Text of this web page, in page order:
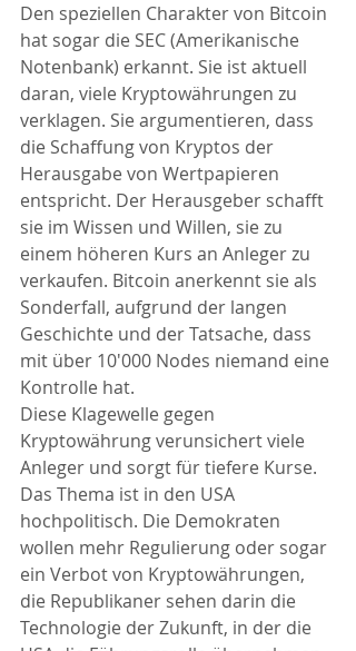
Den speziellen Charakter von Bitcoin
hat sogar die SEC (Amerikanische
Notenbank) erkannt. Sie ist aktuell
daran, viele Kryptowährungen zu
verklagen. Sie argumentieren, dass
die Schaffung von Kryptos der
Herausgabe von Wertpapieren
entspricht. Der Herausgeber schafft
sie im Wissen und Willen, sie zu
einem höheren Kurs an Anleger zu
verkaufen. Bitcoin anerkennt sie als
Sonderfall, aufgrund der langen
Geschichte und der Tatsache, dass
mit über 10'000 Nodes niemand eine
Kontrolle hat.
Diese Klagewelle gegen
Kryptowährung verunsichert viele
Anleger und sorgt für tiefere Kurse.
Das Thema ist in den USA
hochpolitisch. Die Demokraten
wollen mehr Regulierung oder sogar
ein Verbot von Kryptowährungen,
die Republikaner sehen darin die
Technologie der Zukunft, in der die